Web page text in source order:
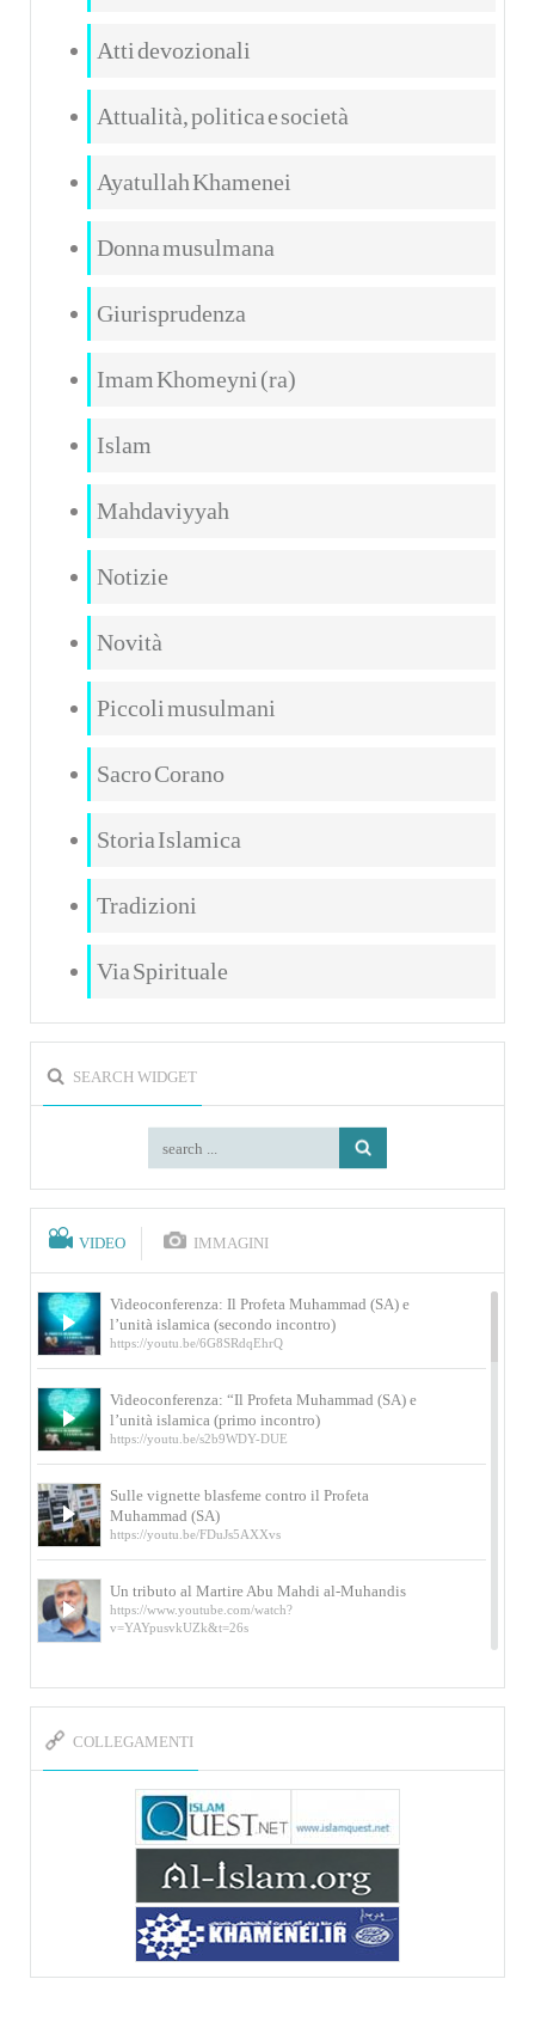
Atti devozionali
Attualità, politica e società
Ayatullah Khamenei
Donna musulmana
Giurisprudenza
Imam Khomeyni (ra)
Islam
Mahdaviyyah
Notizie
Novità
Piccoli musulmani
Sacro Corano
Storia Islamica
Tradizioni
Via Spirituale
SEARCH WIDGET
VIDEO IMMAGINI
Videoconferenza: Il Profeta Muhammad (SA) e
l’unità islamica (secondo incontro)
https://youtu.be/6G8SRdqEhrQ
Videoconferenza: “Il Profeta Muhammad (SA) e
l’unità islamica (primo incontro)
https://youtu.be/s2b9WDY-DUE
Sulle vignette blasfeme contro il Profeta
Muhammad (SA)
https://youtu.be/FDuJs5AXXvs
Un tributo al Martire Abu Mahdi al-Muhandis
https://www.youtube.com/watch?
v=YAYpusvkUZk&t=26s
L’Abluzione rituale (wudu) secondo l’Imam Alì
e l’Imam Khomeini
della figlia di un martire
https://www.youtube.com/watch?
v=-5nPSxbf9l0&t=103s
Sheykh Abbas Di Palma sui martiri Qassem
Soleimani e Abu Mahdi Al-Muhandis
https://youtu.be/Y6SIP2PIht4 Video del discorso tenuto
dallo Sheykh Abbas Di Palma in ...
COLLEGAMENTI